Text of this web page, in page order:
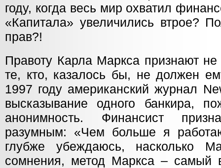
году, когда весь мир охватил
«Капитала» увеличились втрое?
прав?!
Правоту Карла Маркса признают
те, кто, казалось бы, не должен
1997 году американский журнал
высказывание одного банкира,
анонимность. Финансист
разумным: «Чем больше я
глубже убеждаюсь, насколько
сомнения, метод Маркса – самый